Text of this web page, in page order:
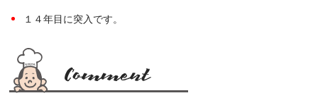
１４年目に突入です。